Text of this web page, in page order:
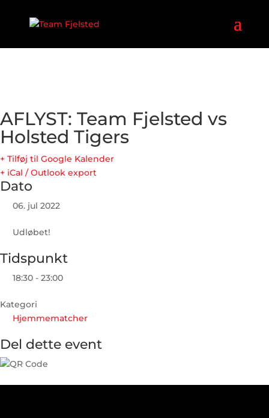
AFLYST: Team Fjelsted vs
Holsted Tigers
+ Tilføj til Google Kalender
+ iCal / Outlook export
Dato
06. jul 2022
Udløbet!
Tidspunkt
18:30 - 23:00
Kategori
Hjemmematcher
Del dette event